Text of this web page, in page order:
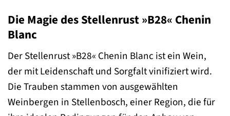
Die Magie des Stellenrust »B28« Chenin
Blanc
Der Stellenrust »B28« Chenin Blanc ist ein Wein,
der mit Leidenschaft und Sorgfalt vinifiziert wird.
Die Trauben stammen von ausgewählten
Weinbergen in Stellenbosch, einer Region, die für